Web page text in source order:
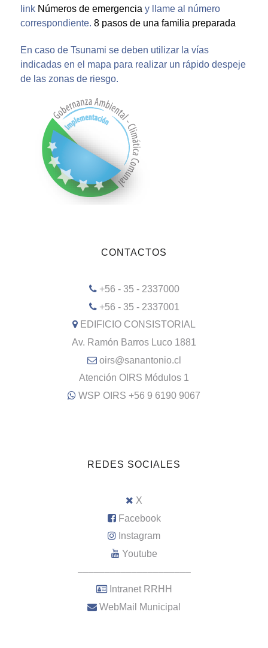
link Números de emergencia y llame al número
correspondiente. 8 pasos de una familia preparada
En caso de Tsunami se deben utilizar la vías
indicadas en el mapa para realizar un rápido despeje
de las zonas de riesgo.
CONTACTOS
+56 - 35 - 2337000
+56 - 35 - 2337001
EDIFICIO CONSISTORIAL
Av. Ramón Barros Luco 1881
oirs@sanantonio.cl
Atención OIRS Módulos 1
WSP OIRS +56 9 6190 9067
REDES SOCIALES
X
Facebook
Instagram
Youtube
–––––––––––––––––––––
Intranet RRHH
WebMail Municipal